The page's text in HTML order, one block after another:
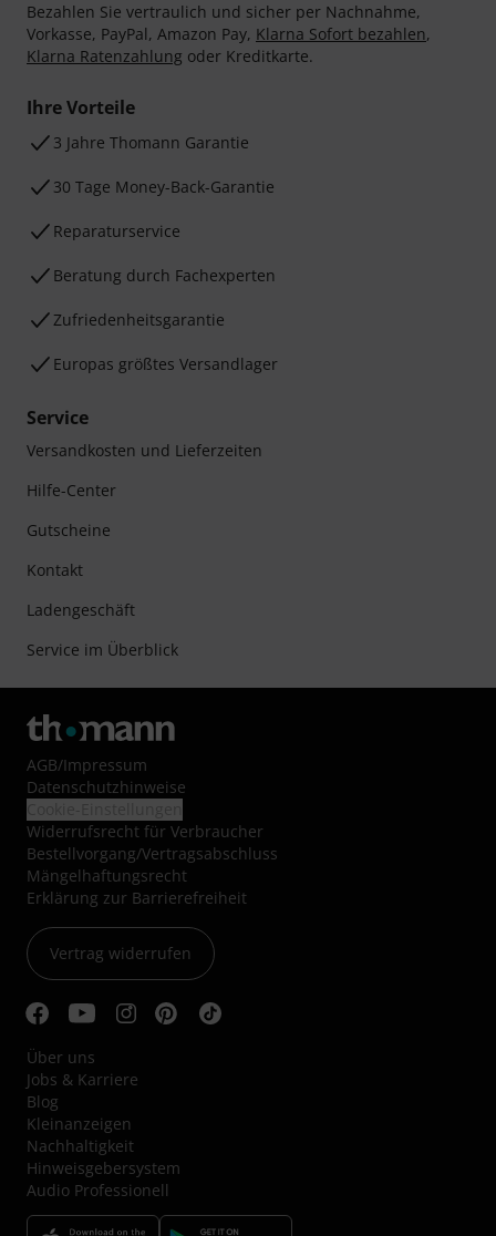
Bezahlen Sie vertraulich und sicher per Nachnahme,
Vorkasse, PayPal, Amazon Pay, Klarna Sofort bezahlen,
Klarna Ratenzahlung oder Kreditkarte.
Ihre Vorteile
3 Jahre Thomann Garantie
30 Tage Money-Back-Garantie
Reparaturservice
Beratung durch Fachexperten
Zufriedenheitsgarantie
Europas größtes Versandlager
Service
Versandkosten und Lieferzeiten
Hilfe-Center
Gutscheine
Kontakt
Ladengeschäft
Service im Überblick
AGB/Impressum
Datenschutzhinweise
Widerrufsrecht für Verbraucher
Bestellvorgang/Vertragsabschluss
Mängelhaftungsrecht
Erklärung zur Barrierefreiheit
Vertrag widerrufen
Über uns
Jobs & Karriere
Blog
Kleinanzeigen
Nachhaltigkeit
Hinweisgebersystem
Audio Professionell